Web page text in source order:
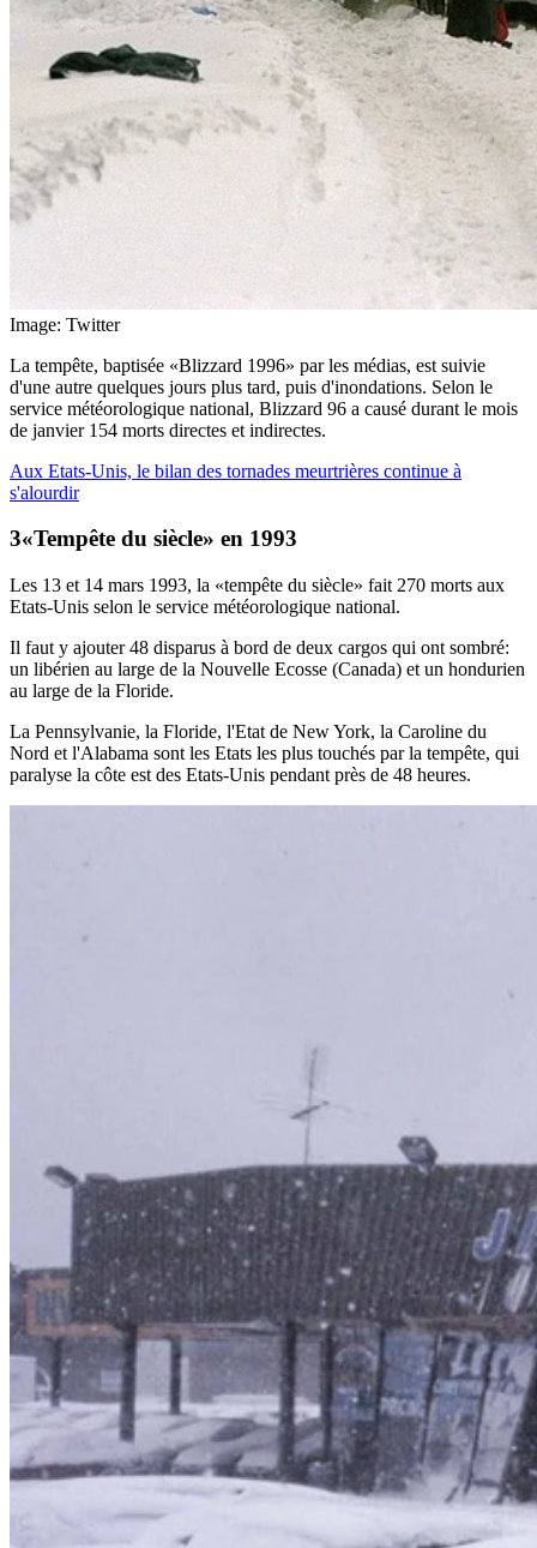
Image: Twitter
La tempête, baptisée «Blizzard 1996» par les médias, est suivie
d'une autre quelques jours plus tard, puis d'inondations. Selon le
service météorologique national, Blizzard 96 a causé durant le mois
de janvier 154 morts directes et indirectes.
Aux Etats-Unis, le bilan des tornades meurtrières continue à
s'alourdir
«Tempête du siècle» en 1993
Les 13 et 14 mars 1993, la «tempête du siècle» fait 270 morts aux
Etats-Unis selon le service météorologique national.
Il faut y ajouter 48 disparus à bord de deux cargos qui ont sombré:
un libérien au large de la Nouvelle Ecosse (Canada) et un hondurien
au large de la Floride.
La Pennsylvanie, la Floride, l'Etat de New York, la Caroline du
Nord et l'Alabama sont les Etats les plus touchés par la tempête, qui
paralyse la côte est des Etats-Unis pendant près de 48 heures.